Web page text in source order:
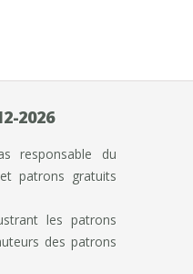
2026
responsable du
patrons gratuits
les patrons
des patrons